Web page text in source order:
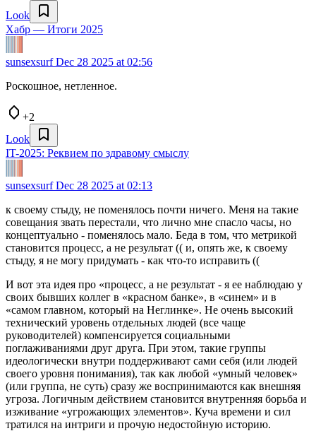
Look
Хабр — Итоги 2025
sunsexsurfDec 28 2025 at 02:56
Роскошное, нетленное.
+2
Look
IT-2025: Реквием по здравому смыслу
sunsexsurfDec 28 2025 at 02:13
к своему стыду, не поменялось почти ничего. Меня на такие
совещания звать перестали, что лично мне спасло часы, но
концептуально - поменялось мало. Беда в том, что метрикой
становится процесс, а не результат (( и, опять же, к своему
стыду, я не могу придумать - как что-то исправить ((
И вот эта идея про «процесс, а не результат - я ее наблюдаю у
своих бывших коллег в «красном банке», в «синем» и в
«самом главном, который на Неглинке». Не очень высокий
технический уровень отдельных людей (все чаще
руководителей) компенсируется социальными
поглаживаниями друг друга. При этом, такие группы
идеологически внутри поддерживают сами себя (или людей
своего уровня понимания), так как любой «умный человек»
(или группа, не суть) сразу же воспринимаются как внешняя
угроза. Логичным действием становится внутренняя борьба и
изживание «угрожающих элементов». Куча времени и сил
тратился на интриги и прочую недостойную историю.